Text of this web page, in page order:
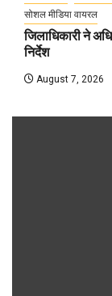
सोशल मीडिया वायरल
जिलाधिकारी ने
निर्देश
August 7, 2026